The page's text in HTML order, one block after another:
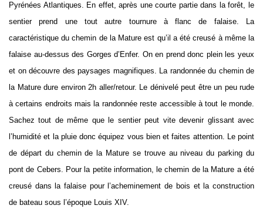
Pyrénées Atlantiques. En effet, après une courte partie dans la forêt, le
sentier prend une tout autre tournure à flanc de falaise. La
caractéristique du chemin de la Mature est qu’il a été creusé à même la
falaise au-dessus des Gorges d’Enfer. On en prend donc plein les yeux
et on découvre des paysages magnifiques. La randonnée du chemin de
la Mature dure environ 2h aller/retour. Le dénivelé peut être un peu rude
à certains endroits mais la randonnée reste accessible à tout le monde.
Sachez tout de même que le sentier peut vite devenir glissant avec
l’humidité et la pluie donc équipez vous bien et faites attention. Le point
de départ du chemin de la Mature se trouve au niveau du parking du
pont de Cebers. Pour la petite information, le chemin de la Mature a été
creusé dans la falaise pour l’acheminement de bois et la construction
de bateau sous l’époque Louis XIV.